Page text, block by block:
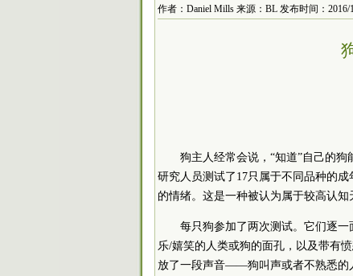
作者：Daniel Mills 来源：BL 发布时间：2016/
狗主人经常会说，“知道”自己的狗
研究人员测试了17只属于不同品种的
的情绪。这是一种被认为属于较高认
每只狗参加了两次测试。它们逐
乐/嬉笑的人类或狗的面孔，以及带有
放了一段声音——狗叫声或者不熟悉的